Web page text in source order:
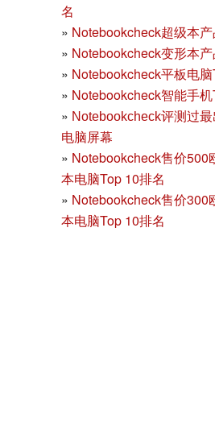
名
» Notebookcheck超级本
» Notebookcheck变形本
» Notebookcheck平板电
» Notebookcheck智能手
» Notebookcheck评测过
电脑屏幕
» Notebookcheck售价500
本电脑Top 10排名
» Notebookcheck售价300
本电脑Top 10排名